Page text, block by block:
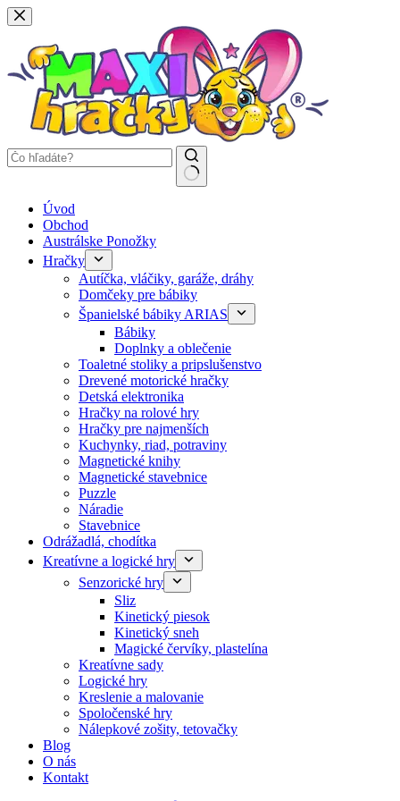
Späť
na
obsah
výsledkyÚvod
Obchod
Austrálske Ponožky
Hračky
Autíčka, vláčiky, garáže, dráhy
Domčeky pre bábiky
Španielské bábiky ARIAS
Bábiky
Doplnky a oblečenie
Toaletné stoliky a pripslušenstvo
Drevené motorické hračky
Detská elektronika
Hračky na rolové hry
Hračky pre najmenších
Kuchynky, riad, potraviny
Magnetické knihy
Magnetické stavebnice
Puzzle
Náradie
Stavebnice
Odrážadlá, chodítka
Kreatívne a logické hry
Senzorické hry
Sliz
Kinetický piesok
Kinetický sneh
Magické červíky, plastelína
Kreatívne sady
Logické hry
Kreslenie a malovanie
Spoločenské hry
Nálepkové zošity, tetovačky
Blog
O nás
Kontakt